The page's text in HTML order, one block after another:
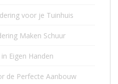
voor je Tuinhuis
Maken Schuur
Eigen Handen
de Perfecte Aanbouw